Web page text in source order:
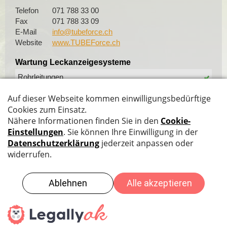
Telefon
071 788 33 00
Fax
071 788 33 09
E-Mail
info@tubeforce.ch
Website
www.TUBEForce.ch
Wartung Leckanzeigesysteme
Rohrleitungen
Spezielle Tätigkeiten
Tankraumfolien
Datenschutz|Impressum|Sitemap